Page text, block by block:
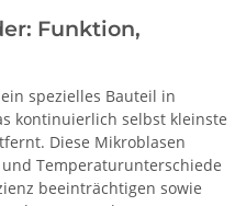
Funktion,
spezielles Bauteil in
kontinuierlich selbst kleinste
Diese Mikroblasen
Temperaturunterschiede
beeinträchtigen sowie